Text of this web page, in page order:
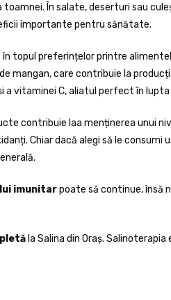
În salate, deserturi sau
importante pentru sănătate.
topul preferințelor printre
mangan, care contribuie la
a vitaminei C, aliatul perfect în
contribuie laa menținerea unui
Chiar dacă alegi să le consumi
imunitarpoate să continue, însă
la Salina din Oraș.